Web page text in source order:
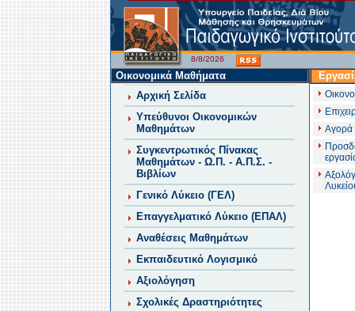
8/8/2026
Οικονομικά Μαθήματα
Αρχική Σελίδα
Υπεύθυνοι Οικονομικών
Μαθημάτων
Συγκεντρωτικός Πίνακας
Μαθημάτων - Ω.Π. - Α.Π.Σ. -
Βιβλίων
Γενικό Λύκειο (ΓΕΛ)
Επαγγελματικό Λύκειο (ΕΠΑΛ)
Αναθέσεις Μαθημάτων
Εκπαιδευτικό Λογισμικό
Αξιολόγηση
Σχολικές Δραστηριότητες
Αγορά